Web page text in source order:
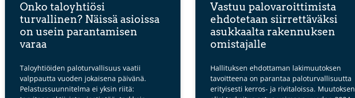
Onko taloyhtiösi
turvallinen? Näissä asioissa
on usein parantamisen
varaa
Taloyhtiöiden paloturvallisuus vaatii
valppautta vuoden jokaisena päivänä.
Pelastussuunnitelma ei yksin riitä:
Vastuu palovaroittimista
ehdotetaan siirrettäväksi
asukkaalta rakennuksen
omistajalle
Hallituksen ehdottaman lakimuutoksen
tavoitteena on parantaa paloturvallisuutta
erityisesti kerros- ja rivitaloissa. Muutoksen